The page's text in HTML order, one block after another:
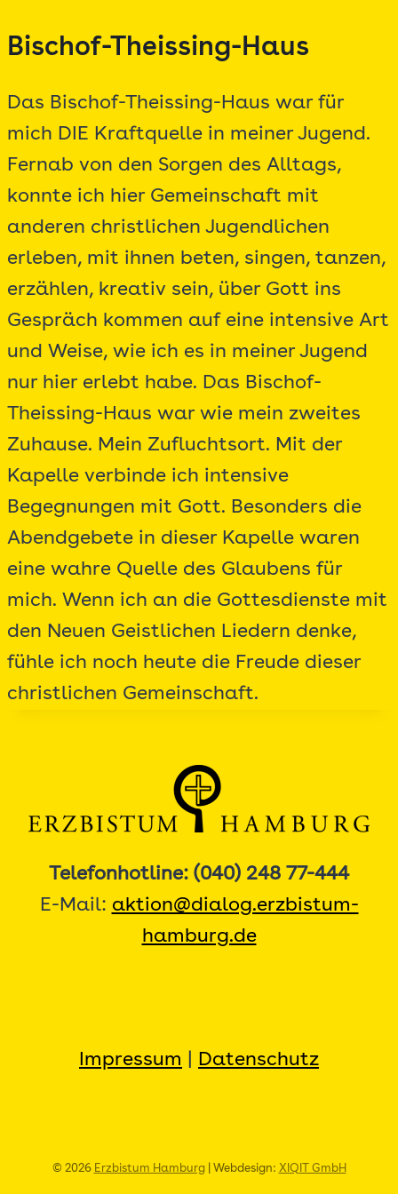
Inhalt
Bischof-Theissing-Haus
Das Bischof-Theissing-Haus war für
mich DIE Kraftquelle in meiner Jugend.
Fernab von den Sorgen des Alltags,
konnte ich hier Gemeinschaft mit
anderen christlichen Jugendlichen
erleben, mit ihnen beten, singen, tanzen,
erzählen, kreativ sein, über Gott ins
Gespräch kommen auf eine intensive Art
und Weise, wie ich es in meiner Jugend
nur hier erlebt habe. Das Bischof-
Theissing-Haus war wie mein zweites
Zuhause. Mein Zufluchtsort. Mit der
Kapelle verbinde ich intensive
Begegnungen mit Gott. Besonders die
Abendgebete in dieser Kapelle waren
eine wahre Quelle des Glaubens für
mich. Wenn ich an die Gottesdienste mit
den Neuen Geistlichen Liedern denke,
fühle ich noch heute die Freude dieser
christlichen Gemeinschaft.
Telefonhotline: (040) 248 77-444
E-Mail: aktion@dialog.erzbistum-
hamburg.de
Impressum Datenschutz
© 2026 Erzbistum Hamburg| Webdesign: XIQIT GmbH